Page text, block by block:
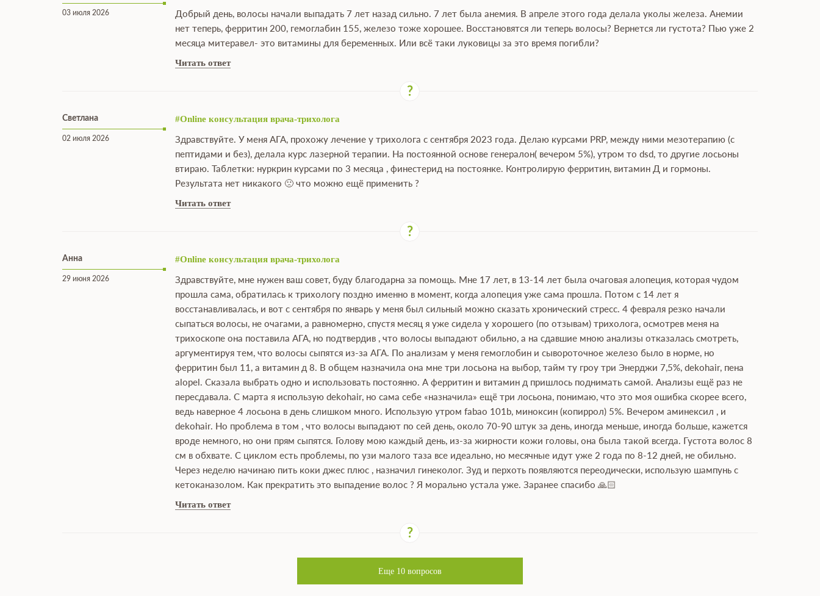
03 июля 2026
Добрый день, волосы начали выпадать 7 лет назад сильно. 7 лет была анемия. В апреле этого года делала уколы железа. Анемии
нет теперь, ферритин 200, гемоглабин 155, железо тоже хорошее. Восстановятся ли теперь волосы? Вернется ли густота? Пью уже 2
месяца митеравел- это витамины для беременных. Или всё таки луковицы за это время погибли?
Читать ответ
Светлана
02 июля 2026
#Online консультация врача-трихолога
Здравствуйте. У меня АГА, прохожу лечение у трихолога с сентября 2023 года. Делаю курсами PRP, между ними мезотерапию (с
пептидами и без), делала курс лазерной терапии. На постоянной основе генералон( вечером 5%), утром то dsd, то другие лосьоны
втираю. Таблетки: нуркрин курсами по 3 месяца , финестерид на постоянке. Контролирую ферритин, витамин Д и гормоны.
Результата нет никакого 🙁 что можно ещё применить ?
Читать ответ
Анна
29 июня 2026
#Online консультация врача-трихолога
Здравствуйте, мне нужен ваш совет, буду благодарна за помощь. Мне 17 лет, в 13-14 лет была очаговая алопеция, которая чудом
прошла сама, обратилась к трихологу поздно именно в момент, когда алопеция уже сама прошла. Потом с 14 лет я
восстанавливалась, и вот с сентября по январь у меня был сильный можно сказать хронический стресс. 4 февраля резко начали
сыпаться волосы, не очагами, а равномерно, спустя месяц я уже сидела у хорошего (по отзывам) трихолога, осмотрев меня на
трихоскопе она поставила АГА, но подтвердив , что волосы выпадают обильно, а на сдавшие мною анализы отказалась смотреть,
аргументируя тем, что волосы сыпятся из-за АГА. По анализам у меня гемоглобин и сывороточное железо было в норме, но
ферритин был 11, а витамин д 8. В общем назначила она мне три лосьона на выбор, тайм ту гроу три Энерджи 7,5%, dekohair, пена
alopel. Сказала выбрать одно и использовать постоянно. А ферритин и витамин д пришлось поднимать самой. Анализы ещё раз не
пересдавала. С марта я использую dekohair, но сама себе «назначила» ещё три лосьона, понимаю, что это моя ошибка скорее всего,
ведь наверное 4 лосьона в день слишком много. Использую утром fabao 101b, миноксин (копиррол) 5%. Вечером аминексил , и
dekohair. Но проблема в том , что волосы выпадают по сей день, около 70-90 штук за день, иногда меньше, иногда больше, кажется
вроде немного, но они прям сыпятся. Голову мою каждый день, из-за жирности кожи головы, она была такой всегда. Густота волос 8
см в обхвате. С циклом есть проблемы, по узи малого таза все идеально, но месячные идут уже 2 года по 8-12 дней, не обильно.
Через неделю начинаю пить коки джес плюс , назначил гинеколог. Зуд и перхоть появляются переодически, использую шампунь с
кетоканазолом. Как прекратить это выпадение волос ? Я морально устала уже. Заранее спасибо 🙏🏻
Читать ответ
Еще 10 вопросов